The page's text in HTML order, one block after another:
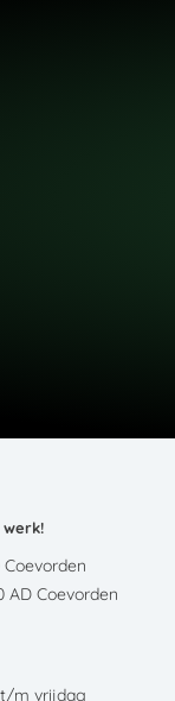
Coevorden
AD Coevorden
m vrijdag